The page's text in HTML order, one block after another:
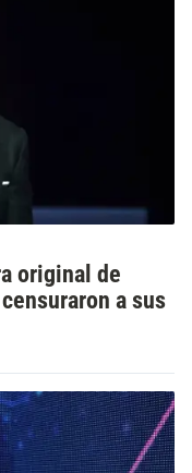
original de
a sus